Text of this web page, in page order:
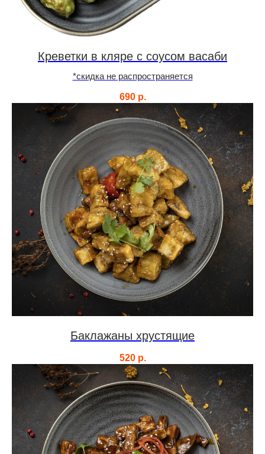
Креветки в кляре с соусом васаби
*скидка не распространяется
690 р.
Баклажаны хрустящие
520 р.